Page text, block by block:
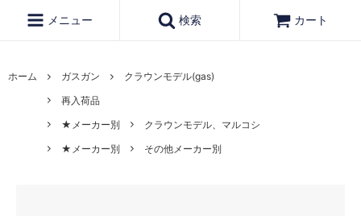
メニュー 検索 カート
ホーム ガスガン
クラウンモデル(gas)
再入荷品
★メーカー別
クラウンモデル、マルコシ
★メーカー別
その他メーカー別